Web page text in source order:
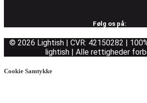
Følg os på:
© 2026 Lightish | CVR: 42150282 |
lightish | Alle rettigheder
Cookie Samtykke